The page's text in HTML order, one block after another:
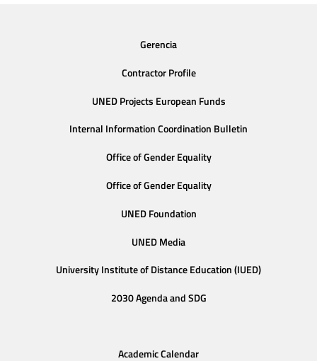
Gerencia
Contractor Profile
UNED Projects European Funds
Internal Information Coordination Bulletin
Office of Gender Equality
Office of Gender Equality
UNED Foundation
UNED Media
University Institute of Distance Education (IUED)
2030 Agenda and SDG
Academic Calendar